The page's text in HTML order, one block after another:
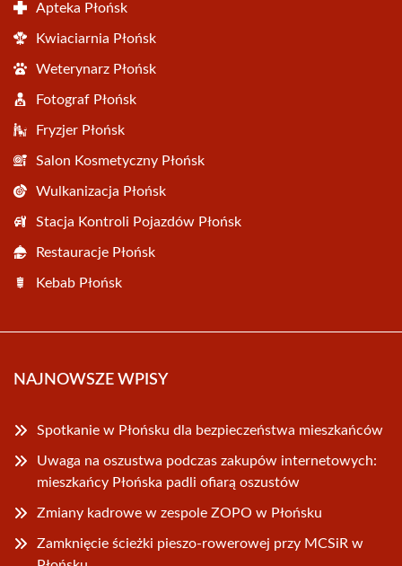
Apteka Płońsk
Kwiaciarnia Płońsk
Weterynarz Płońsk
Fotograf Płońsk
Fryzjer Płońsk
Salon Kosmetyczny Płońsk
Wulkanizacja Płońsk
Stacja Kontroli Pojazdów Płońsk
Restauracje Płońsk
Kebab Płońsk
NAJNOWSZE WPISY
Spotkanie w Płońsku dla bezpieczeństwa mieszkańców
Uwaga na oszustwa podczas zakupów internetowych:
mieszkańcy Płońska padli ofiarą oszustów
Zmiany kadrowe w zespole ZOPO w Płońsku
Zamknięcie ścieżki pieszo-rowerowej przy MCSiR w